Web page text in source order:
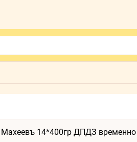
14*400гр ДПДЗ временно